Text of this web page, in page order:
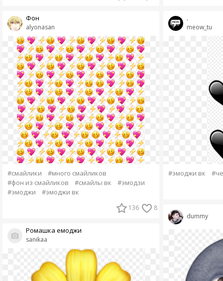
alyonasan
Фон
#смайлики
#много смайликов
#фон из смайликов
#смайлы вк
#эмодзи
#эмоджи
#эмоджи вк
136 8
sanikaa
Ромашка емоджи
meow_tu
.
#эмоджи вк
dummy